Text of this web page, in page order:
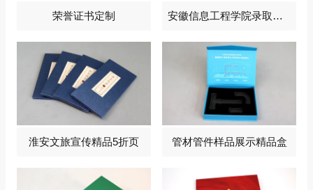
荣誉证书定制 安徽信息工程学院录取通知书定制
淮安文旅宣传精品5折页 管材管件样品展示精品盒